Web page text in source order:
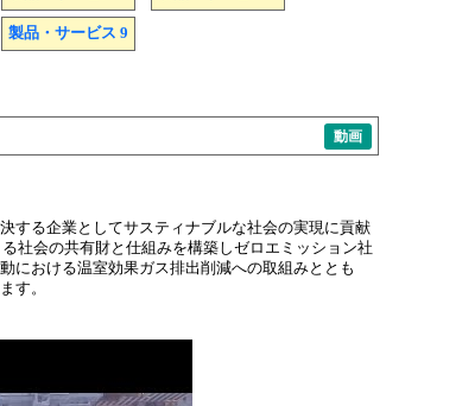
製品・サービス 9
動画
する企業としてサスティナブルな社会の実現に貢献
社会の共有財と仕組みを構築しゼロエミッション社
における温室効果ガス排出削減への取組みととも
す。